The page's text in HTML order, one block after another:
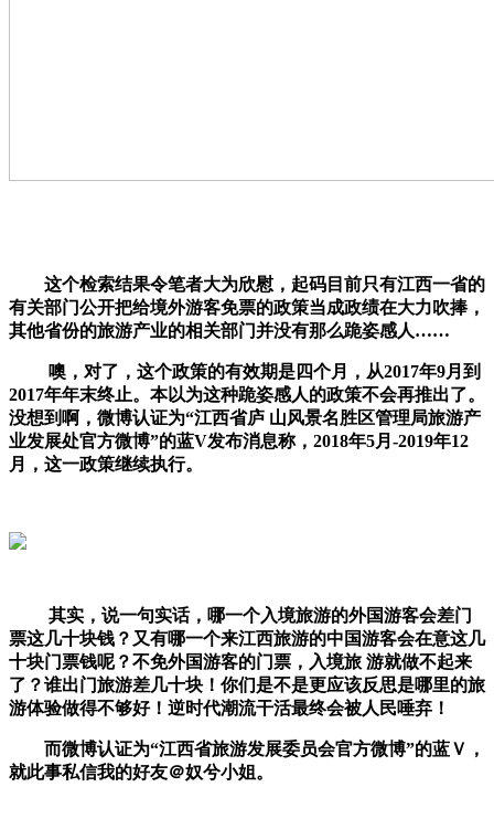
这个检索结果令笔者大为欣慰，起码目前只有江西一省的
有关部门公开把给境外游客免票的政策当成政绩在大力吹捧，
其他省份的旅游产业的相关部门并没有那么跪姿感人……
噢，对了，这个政策的有效期是四个月，从2017年9月到
2017年年末终止。本以为这种跪姿感人的政策不会再推出了。
没想到啊，微博认证为“江西省庐 山风景名胜区管理局旅游产
业发展处官方微博”的蓝V发布消息称，2018年5月-2019年12
月，这一政策继续执行。​
其实，说一句实话，哪一个入境旅游的外国游客会差门
票这几十块钱？又有哪一个来江西旅游的中国游客会在意这几
十块门票钱呢？不免外国游客的门票，入境旅 游就做不起来
了？谁出门旅游差几十块！你们是不是更应该反思是哪里的旅
游体验做得不够好！逆时代潮流干活最终会被人民唾弃！
而微博认证为“江西省旅游发展委员会官方微博”的蓝Ｖ，
就此事私信我的好友＠奴兮小姐。